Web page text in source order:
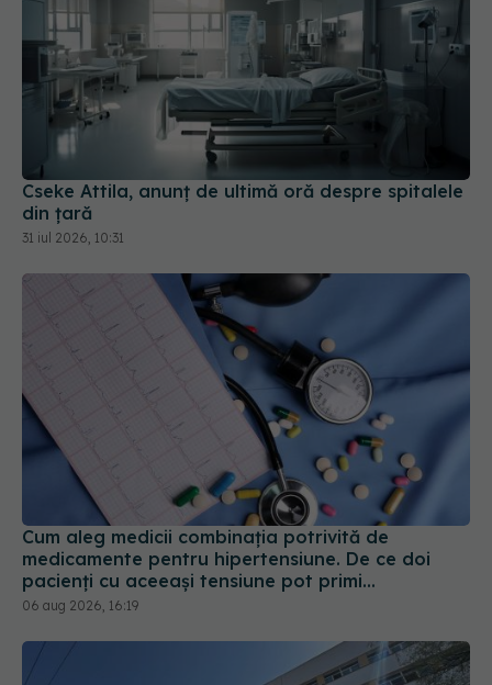
Cseke Attila, anunț de ultimă oră despre spitalele
din țară
31 iul 2026, 10:31
Cum aleg medicii combinația potrivită de
medicamente pentru hipertensiune. De ce doi
pacienți cu aceeași tensiune pot primi
tratamente diferite
06 aug 2026, 16:19